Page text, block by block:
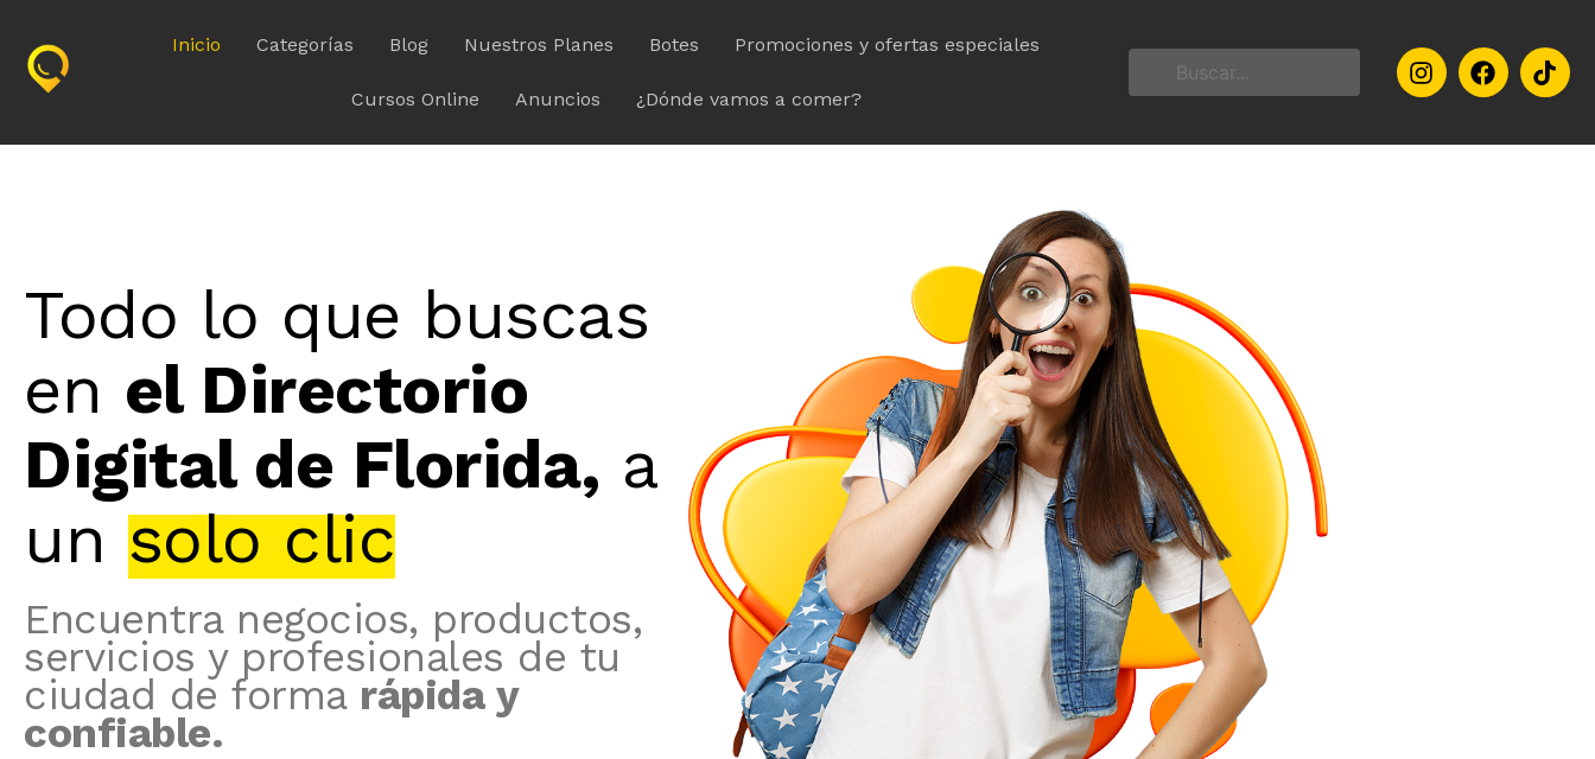
Inicio Categorías Blog Nuestros Planes Botes Promociones y ofertas especiales
Cursos Online Anuncios ¿Dónde vamos a comer?
Todo lo que buscas
en el Directorio
Digital de Florida, a
un solo clic
Encuentra negocios, productos,
servicios y profesionales de tu
ciudad de forma rápida y
confiable.